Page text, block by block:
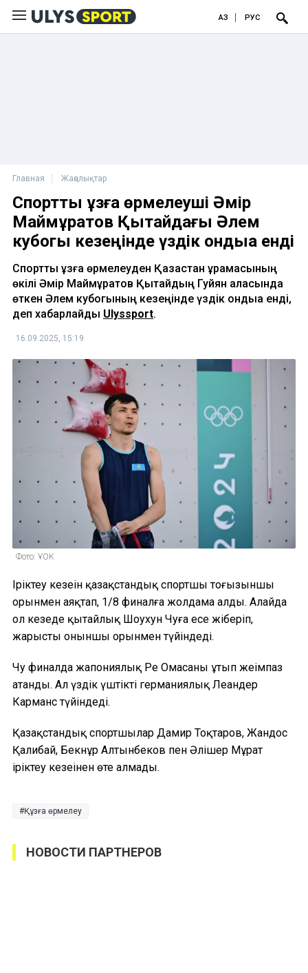
ҚАЗ РУС
Главная Жаңалықтар
Спорттық құзға өрмелеуші Әмір
Маймұратов Қытайдағы Әлем
кубогы кезеңінде үздік ондыққа енді
Спорттық құзға өрмелеуден Қазақстан құрамасының
өкілі Әмір Маймұратов Қытайдың Гуйян қаласында
өткен Әлем кубогының кезеңінде үздік ондыққа енді,
деп хабарлайды Ulyssport.
16.09.2025, 15:19
Фото: ҰОК
Іріктеу кезеңін қазақстандық спортшы тоғызыншы
орынмен аяқтап, 1/8 финалға жолдама алды. Алайда
ол кезеңде қытайлық Шоухун Чуға есе жіберіп,
жарысты оныншы орынмен түйіндеді.
Чу финалда жапониялық Ре Омасаны ұтып жеңімпаз
атанды. Ал үздік үштікті германиялық Леандер
Карманс түйіндеді.
Қазақстандық спортшылар Дамир Тоқтаров, Жандос
Қалибай, Бекнұр Алтынбеков пен Әлішер Мұрат
іріктеу кезеңінен өте алмады.
Құзға өрмелеу
НОВОСТИ ПАРТНЕРОВ